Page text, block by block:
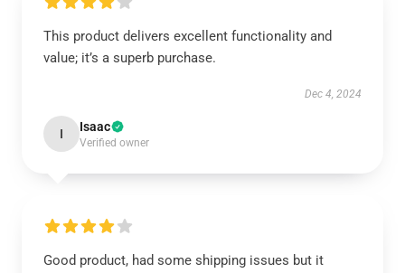
This product delivers excellent functionality and
value; it’s a superb purchase.
Dec 4, 2024
I Isaac
Verified owner
Good product, had some shipping issues but it